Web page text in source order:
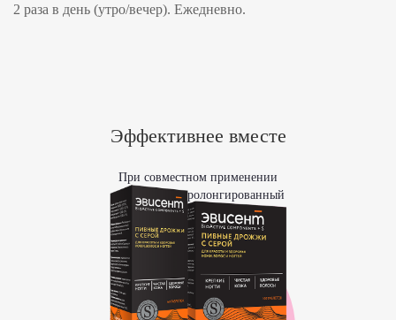
2 раза в день (утро/вечер). Ежедневно.
Эффективнее вместе
При совместном применении
наблюдается пролонгированный
устойчивый результат